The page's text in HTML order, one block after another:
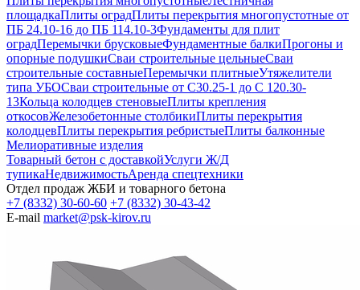
площадкаПлиты оградПлиты перекрытия многопустотные от
ПБ 24.10-16 до ПБ 114.10-3Фундаменты для плит
оградПеремычки брусковыеФундаментные балкиПрогоны и
опорные подушкиСваи строительные цельныеСваи
строительные составныеПеремычки плитныеУтяжелители
типа УБОСваи строительные от С30.25-1 до С 120.30-
13Кольца колодцев стеновыеПлиты крепления
откосовЖелезобетонные столбикиПлиты перекрытия
колодцевПлиты перекрытия ребристыеПлиты балконные
Мелиоративные изделия
Товарный бетон с доставкойУслуги Ж/Д
тупикаНедвижимостьАренда спецтехники
Отдел продаж ЖБИ и товарного бетона
+7 (8332) 30-60-60 +7 (8332) 30-43-42
E-mail market@psk-kirov.ru